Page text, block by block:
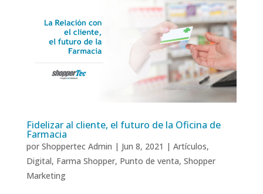
Fidelizar al cliente, el futuro de la Oficina de
Farmacia
por Shoppertec Admin | Jun 8, 2021 | Artículos,
Digital, Farma Shopper, Punto de venta, Shopper
Marketing